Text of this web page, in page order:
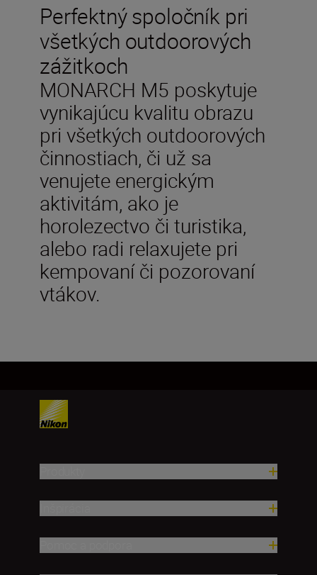
Perfektný spoločník pri
všetkých outdoorových
zážitkoch
MONARCH M5 poskytuje
vynikajúcu kvalitu obrazu
pri všetkých outdoorových
činnostiach, či už sa
venujete energickým
aktivitám, ako je
horolezectvo či turistika,
alebo radi relaxujete pri
kempovaní či pozorovaní
vtákov.